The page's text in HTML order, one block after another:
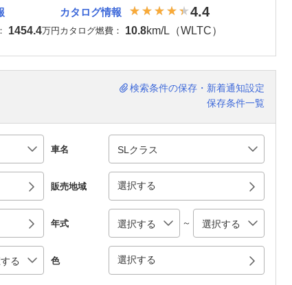
1454.4万円
カタログ情報 4.4
カタログ燃費： 10.8km/L（WLTC）
検索条件の保存・新着通知設定
保存条件一覧
車名
販売地域 選択する
年式 ～
色 選択する